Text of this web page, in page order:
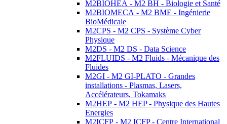
M2BIOHEA - M2 BH - Biologie et Santé
M2BIOMECA - M2 BME - Ingénierie
BioMédicale
M2CPS - M2 CPS - Système Cyber
Physique
M2DS - M2 DS - Data Science
M2FLUIDS - M2 Fluids - Mécanique des
Fluides
M2GI - M2 GI-PLATO - Grandes
installations - Plasmas, Lasers,
Accélérateurs, Tokamaks
M2HEP - M2 HEP - Physique des Hautes
Energies
M2ICFP - M2 ICFP - Centre International